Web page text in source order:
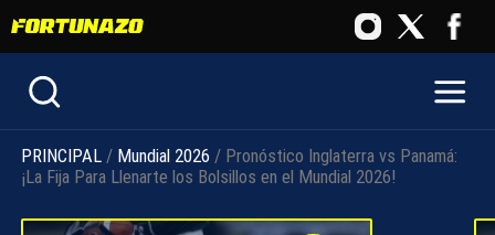
PRINCIPAL / Mundial 2026 / Pronóstico Inglaterra vs Panamá:
¡La Fija Para Llenarte los Bolsillos en el Mundial 2026!